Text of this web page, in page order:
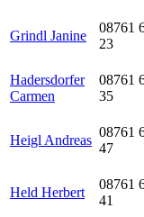
Grindl Janine
08761
23
Hadersdorfer
Carmen
08761
35
Heigl Andreas
08761
47
Held Herbert
08761
41